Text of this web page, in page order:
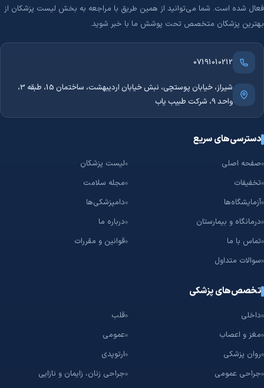
فعال شده است. شما می‌توانید از همین طریق با مراجعه به بخش لیست پزشکان از
بهترین پزشکان متخصص تحت پوشش ما با خبر شوید.
07191010212
شیراز، خیابان پوستچی، نبش خیابان اردیبهشت، ساختمان 15، طبقه 3،
واحد 9، شرکت طبیب یاب
دسترسی‌های سریع
صفحه اصلی
لیست پزشکان
تخفیفات
مجله سلامت
آزمایشگاه‌ها
دامپزشکی‌ها
درمانگاه و بیمارستان
درباره ما
تماس با ما
قوانین و مقررات
سوالات متداول
تخصص‌های پزشکی
داخلی
قلب
مغز و اعصاب
عمومی
روان پزشکی
ارتوپدی
جراحی عمومی
جراحی زنان، زایمان و نازایی